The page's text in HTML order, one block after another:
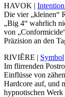
HAVOK |
Die vier „kleinen“
„Big 4“ wahrlich
von
Präzision an den
RIVIẼRE | Symbol
Im flirrenden
Einflüsse von
Hardcore auf, und
hypnotischen Werk